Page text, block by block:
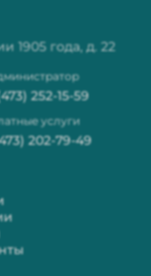
1905 года, д. 22
252-15-59
услуги
202-79-49